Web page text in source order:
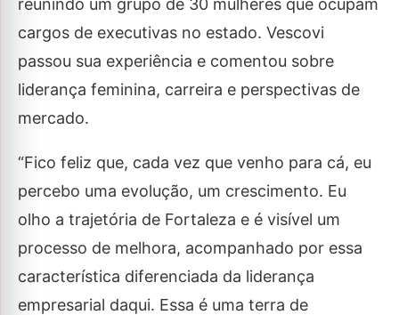
reunindo um grupo de 30 mulheres que ocupam
cargos de executivas no estado. Vescovi
passou sua experiência e comentou sobre
liderança feminina, carreira e perspectivas de
mercado.
“Fico feliz que, cada vez que venho para cá, eu
percebo uma evolução, um crescimento. Eu
olho a trajetória de Fortaleza e é visível um
processo de melhora, acompanhado por essa
característica diferenciada da liderança
empresarial daqui. Essa é uma terra de